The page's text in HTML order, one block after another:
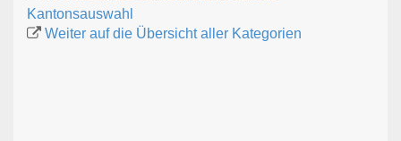
Kantonsauswahl
Weiter auf die Übersicht aller Kategorien